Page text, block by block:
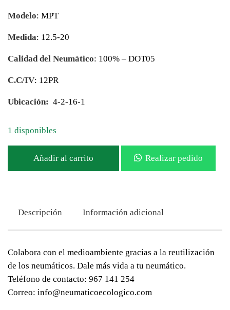
Modelo: MPT
Medida: 12.5-20
Calidad del Neumático: 100% – DOT05
C.C/IV: 12PR
Ubicación: 4-2-16-1
1 disponibles
Añadir al carrito Realizar pedido
Descripción Información adicional
Colabora con el medioambiente gracias a la reutilización
de los neumáticos. Dale más vida a tu neumático.
Teléfono de contacto: 967 141 254
Correo: info@neumaticoecologico.com